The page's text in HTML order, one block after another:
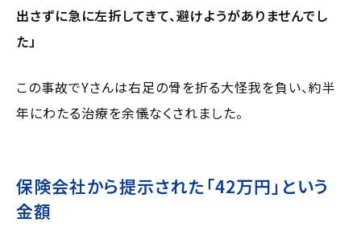
出さずに急に左折してきて、避けようがありませんでし
た」
この事故でYさんは右足の骨を折る大怪我を負い、約半
年にわたる治療を余儀なくされました。
保険会社から提示された「42万円」 という
金額